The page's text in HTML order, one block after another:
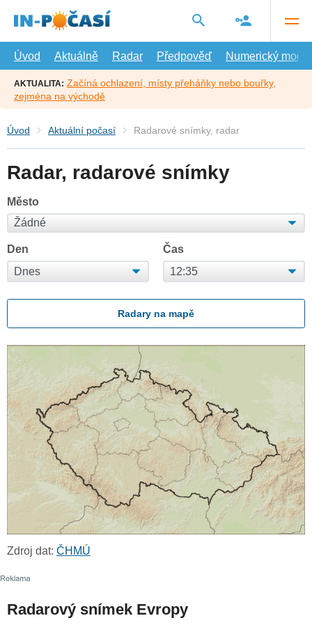
hlavní
Úvod
Aktuálně Radar Předpověď Numerický model
AKTUALITA: Začíná ochlazení, místy přeháňky nebo bouřky,
zejména na východě
Úvod Aktuální počasí Radarové snímky, radar
Radar, radarové snímky
Město
Den Čas
Radary na mapě
Zdroj dat: ČHMÚ
Radarový snímek Evropy